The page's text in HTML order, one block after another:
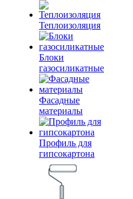
Теплоизоляция
Блоки
газосиликатные
Фасадные
материалы
Профиль для
гипсокартона